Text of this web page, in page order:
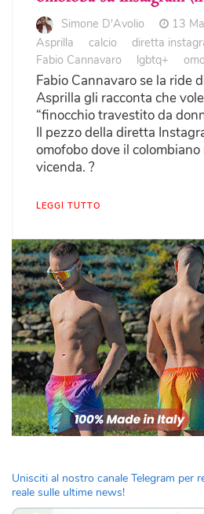
Simone D'Avolio
13
Asprilla
calcio
diretta
Fabio Cannavaro
lgbtq+
Fabio Cannavaro se la ride
Asprilla gli racconta che
“finocchio travestito da
Il pezzo della diretta
omofobo dove il colombiano
vicenda. ?
LEGGI TUTTO
Unisciti al nostro canale Telegram per
reale sulle ultime news!